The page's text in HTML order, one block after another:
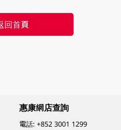
回首頁
惠康網店查詢
電話:+852 3001 1299